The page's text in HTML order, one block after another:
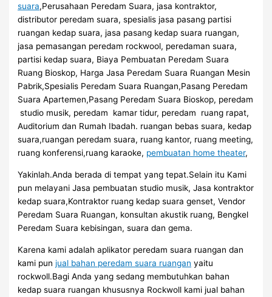
suara,Perusahaan Peredam Suara, jasa kontraktor,
distributor peredam suara, spesialis jasa pasang partisi
ruangan kedap suara, jasa pasang kedap suara ruangan,
jasa pemasangan peredam rockwool, peredaman suara,
partisi kedap suara, Biaya Pembuatan Peredam Suara
Ruang Bioskop, Harga Jasa Peredam Suara Ruangan Mesin
Pabrik,Spesialis Peredam Suara Ruangan,Pasang Peredam
Suara Apartemen,Pasang Peredam Suara Bioskop, peredam
studio musik, peredam kamar tidur, peredam ruang rapat,
Auditorium dan Rumah Ibadah. ruangan bebas suara, kedap
suara,ruangan peredam suara, ruang kantor, ruang meeting,
ruang konferensi,ruang karaoke, pembuatan home theater,
Yakinlah.Anda berada di tempat yang tepat.Selain itu Kami
pun melayani Jasa pembuatan studio musik, Jasa kontraktor
kedap suara,Kontraktor ruang kedap suara genset, Vendor
Peredam Suara Ruangan, konsultan akustik ruang, Bengkel
Peredam Suara kebisingan, suara dan gema.
Karena kami adalah aplikator peredam suara ruangan dan
kami punjual bahan peredam suara ruangan yaitu
rockwoll.Bagi Anda yang sedang membutuhkan bahan
kedap suara ruangan khususnya Rockwoll kami jual bahan